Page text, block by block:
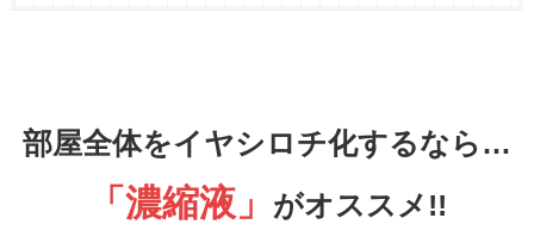
部屋全体をイヤシロチ化するなら…
「濃縮液」 がオススメ!!